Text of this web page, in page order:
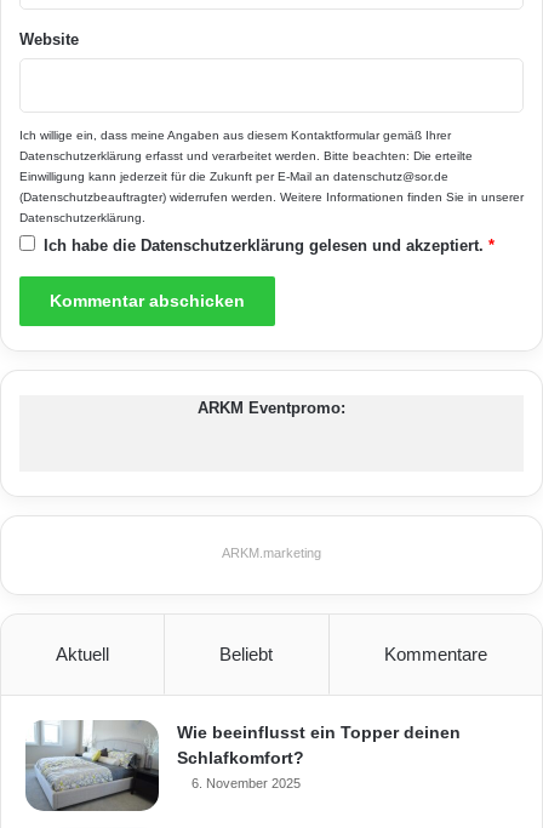
Website
Ich willige ein, dass meine Angaben aus diesem Kontaktformular gemäß Ihrer
Datenschutzerklärung erfasst und verarbeitet werden. Bitte beachten: Die erteilte
Einwilligung kann jederzeit für die Zukunft per E-Mail an datenschutz@sor.de
(Datenschutzbeauftragter) widerrufen werden. Weitere Informationen finden Sie in unserer
Datenschutzerklärung
Ich habe die Datenschutzerklärung gelesen und akzeptiert. *
ARKM Eventpromo:
ARKM.marketing
Aktuell Beliebt Kommentare
Wie beeinflusst ein Topper deinen
Schlafkomfort?
6. November 2025